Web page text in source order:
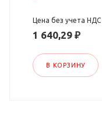
Цена без учета НДС
1 640,29 ₽
В КОРЗИНУ